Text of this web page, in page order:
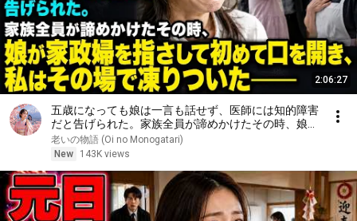
2:06:27
五歳になっても娘は一言も話せず、医師には知的障害
だと告げられた。家族全員が諦めかけたその時、娘が
家政婦を指さして初めて口を開き、私はその場で凍り
ついた――
老いの物語 (Oi no Monogatari)
New
143K views